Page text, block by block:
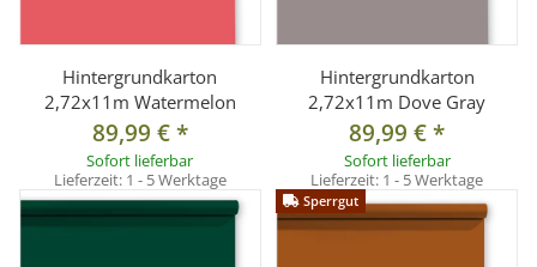
Hintergrundkarton
2,72x11m Watermelon
89,99 €*
Sofort lieferbar
Lieferzeit: 1 - 5 Werktage
Hintergrundkarton
2,72x11m Dove Gray
89,99 €*
Sofort lieferbar
Lieferzeit: 1 - 5 Werktage
Sperrgut